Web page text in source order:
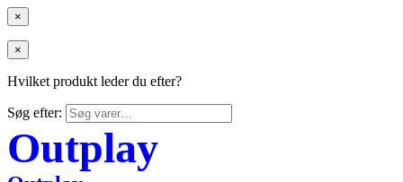
×
×
Hvilket produkt leder du efter?
Søg efter:
Outplay